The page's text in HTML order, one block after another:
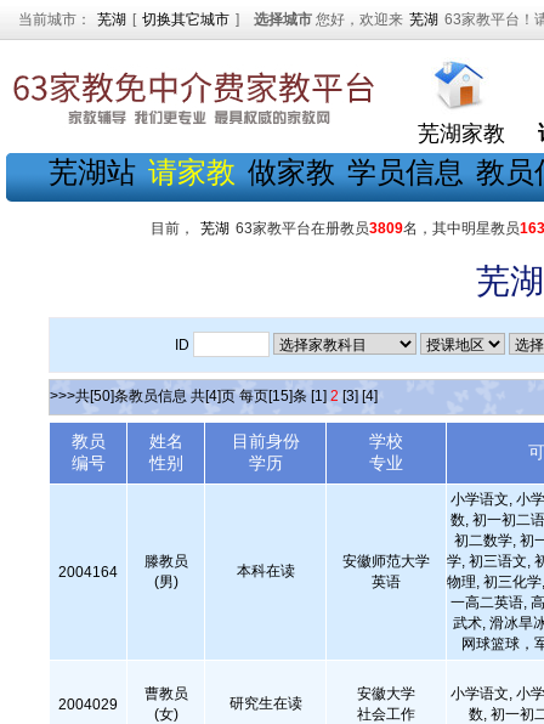
当前城市： 芜湖 [ 切换其它城市 ] 选择城市 您好，欢迎来 芜湖 63家教平台！
芜湖家教
芜湖站 请家教 做家教 学员信息 教员
目前， 芜湖 63家教平台在册教员3809名，其中明星教员163
芜
ID
>>>共[50]条教员信息 共[4]页 每页[15]条 [1] 2 [3] [4]
教员
编号
姓名
性别
目前身份
学历
学校
专业
2004164
滕教员
(男)
本科在读
安徽师范大学
英语
小学语文, 小
数, 初一初二
初二数学, 初
学, 初三语文,
物理, 初三化
一高二英语,
武术, 滑冰旱
网球篮球，
2004029
曹教员
(女)
研究生在读
安徽大学
社会工作
小学语文, 小
数, 初一初